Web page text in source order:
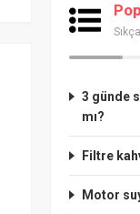
3 günde
mı?
Filtre
Motor